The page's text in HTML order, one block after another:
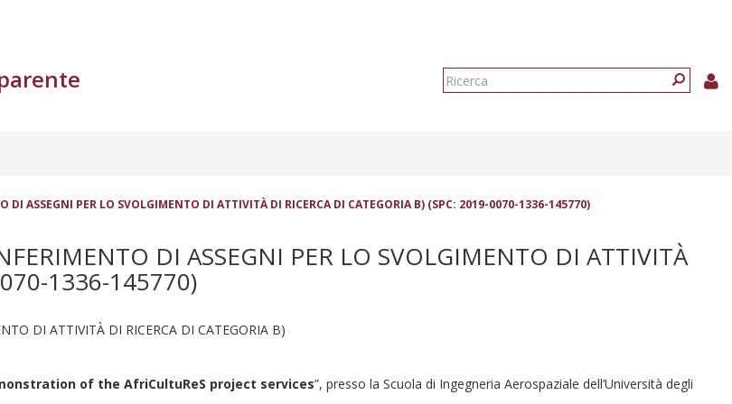
Form
DI ASSEGNI PER LO SVOLGIMENTO DI ATTIVITÀ DI RICERCA DI CATEGORIA B) (SPC: 2019-0070-1336-145770)
DI ASSEGNI PER LO SVOLGIMENTO DI ATTIVITÀ
1336-145770)
DI ATTIVITÀ DI RICERCA DI CATEGORIA B)
of the AfriCultuReS project services”, presso la Scuola di Ingegneria Aerospaziale dell’Università degli